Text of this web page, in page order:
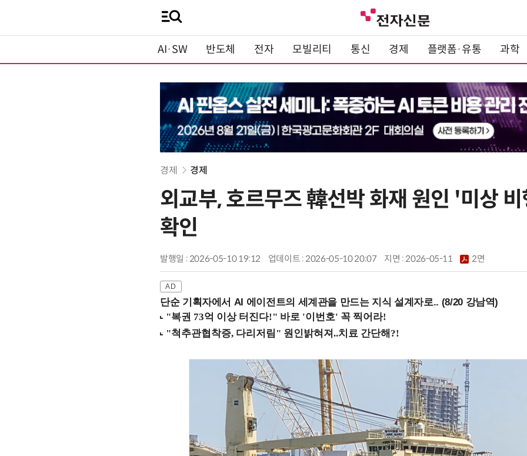
AI·SW 반도체 전자 모빌리티 통신 경제 플랫폼·유통 과학
경제 경제
외교부, 호르무즈 韓선박 화재 원인 '미상
확인
발행일 : 2026-05-10 19:12 업데이트 : 2026-05-10 20:07 지면 :2026-05-11 2면
단순 기획자에서 AI 에이전트의 세계관을 만드는 지식 설계자로.. (8/20 강남역)